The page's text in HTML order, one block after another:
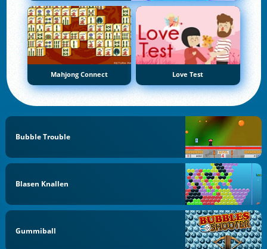
Mahjong Connect Love Test
Bubble Trouble
Blasen Knallen
Gummiball